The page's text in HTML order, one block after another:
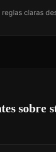
claras
sobre